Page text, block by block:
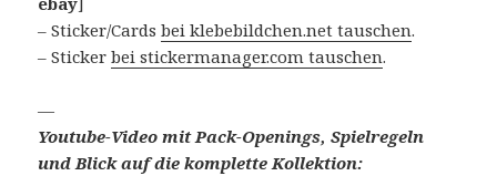
– Sticker/Cardsbei klebebildchen.net tauschen.
– Stickerbei stickermanager.com tauschen.
—
Youtube-Video mit Pack-Openings, Spielregeln
und Blick auf die komplette Kollektion: